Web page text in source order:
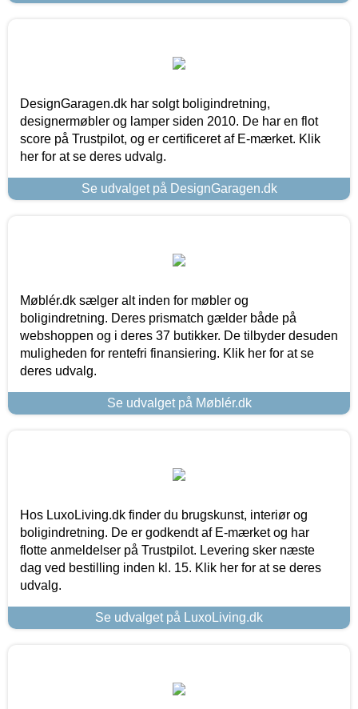
DesignGaragen.dk har solgt boligindretning,
designermøbler og lamper siden 2010. De har en flot
score på Trustpilot, og er certificeret af E-mærket. Klik
her for at se deres udvalg.
Se udvalget på DesignGaragen.dk
Møblér.dk sælger alt inden for møbler og
boligindretning. Deres prismatch gælder både på
webshoppen og i deres 37 butikker. De tilbyder desuden
muligheden for rentefri finansiering. Klik her for at se
deres udvalg.
Se udvalget på Møblér.dk
Hos LuxoLiving.dk finder du brugskunst, interiør og
boligindretning. De er godkendt af E-mærket og har
flotte anmeldelser på Trustpilot. Levering sker næste
dag ved bestilling inden kl. 15. Klik her for at se deres
udvalg.
Se udvalget på LuxoLiving.dk